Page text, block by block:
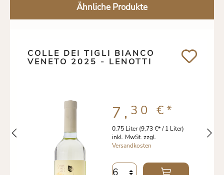
Ähnliche Produkte
COLLE DEI TIGLI BIANCO
VENETO 2025 - LENOTTI
0.75 Liter(9,73 €* / 1 Liter)
inkl. MwSt. zzgl.
Versandkosten
7, 30 €*